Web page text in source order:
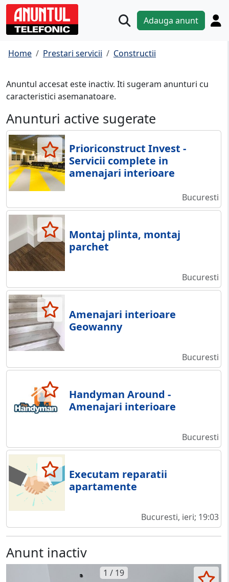
Adauga anunt
Home Prestari servicii Constructii
Anuntul accesat este inactiv. Iti sugeram anunturi cu
caracteristici asemanatoare.
Anunturi active sugerate
Prioriconstruct Invest -
Servicii complete in
amenajari interioare
Bucuresti
Montaj plinta, montaj
parchet
Bucuresti
Amenajari interioare
Geowanny
Bucuresti
Handyman Around -
Amenajari interioare
Bucuresti
Executam reparatii
apartamente
Bucuresti, ieri; 19:03
Anunt inactiv
1 / 19